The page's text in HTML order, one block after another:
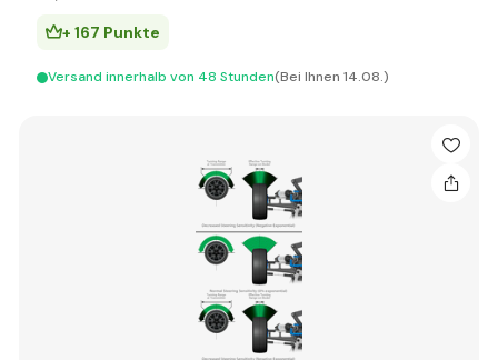
+ 167 Punkte
Versand innerhalb von 48 Stunden(Bei Ihnen 14.08.)